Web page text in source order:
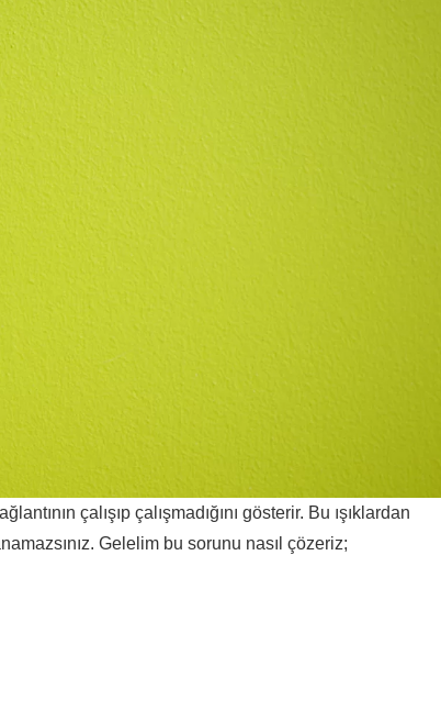
çalışıp çalışmadığını gösterir. Bu ışıklardan
Gelelim bu sorunu nasıl çözeriz;